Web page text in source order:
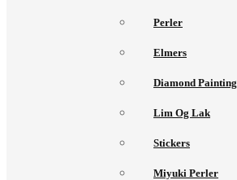
Perler
Elmers
Diamond Painting
Lim Og Lak
Stickers
Miyuki Perler